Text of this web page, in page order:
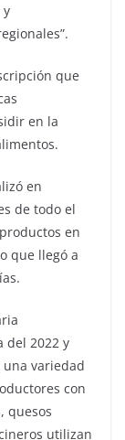
y
que
en la
en
de todo el
en
que llegó a
del 2022 y
una variedad
con
quesos
utilizan